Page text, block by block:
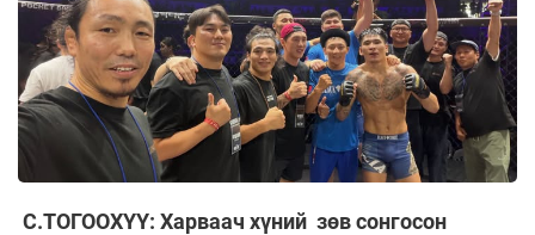
С.ТОГООХҮҮ: Харваач хүний зөв сонгосон